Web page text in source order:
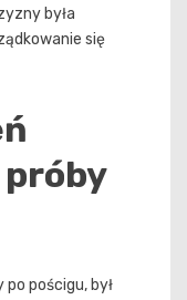
była
się
pościgu, był